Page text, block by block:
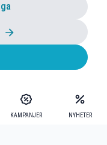
KAMPANJER NYHETER